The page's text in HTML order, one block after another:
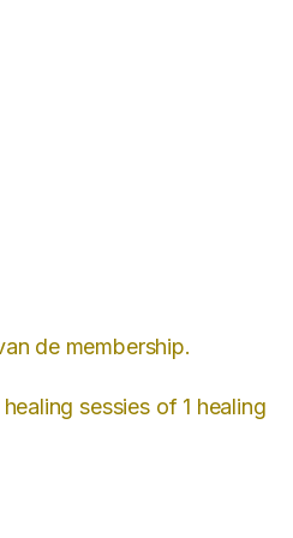
de membership.
sessies of 1 healing